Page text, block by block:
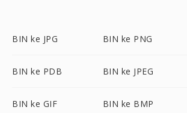
BIN ke JPG BIN ke PNG
BIN ke PDB BIN ke JPEG
BIN ke GIF BIN ke BMP